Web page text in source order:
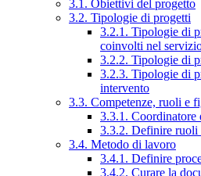
3.1. Obiettivi del progetto
3.2. Tipologie di progetti
3.2.1. Tipologie di
coinvolti nel
3.2.2. Tipologie di
3.2.3. Tipologie di
intervento
3.3. Competenze, ruoli e
3.3.1. Coordinatore
3.3.2. Definire ruoli
3.4. Metodo di lavoro
3.4.1. Definire
3.4.2. Curare la